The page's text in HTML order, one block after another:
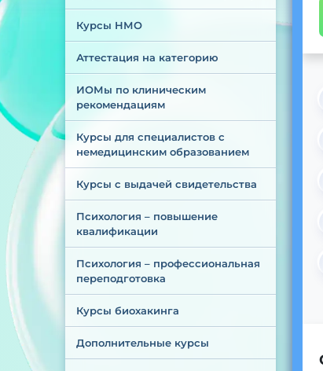
Курсы НМО
Аттестация на категорию
ИОМы по клиническим
рекомендациям
Курсы для специалистов с
немедицинским образованием
Курсы с выдачей свидетельства
Психология – повышение
квалификации
Психология – профессиональная
переподготовка
Курсы биохакинга
Дополнительные курсы